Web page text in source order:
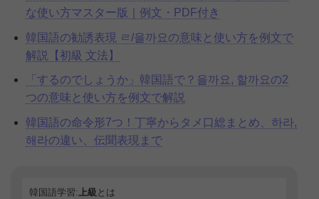
な使い方マスター版｜例文・PDF付き
韓国語の勧誘表現 ㄹ/을까요の意味と使い方を例文で
解説【初級 文法】
「するのでしょうか」韓国語で？을까요, 할까요の2
つの意味と使い方を例文で解説
韓国語の命令形7つ！丁寧からタメ口総まとめ、하라,
해라の違い、伝聞表現まで
韓国語学習:上級 とは